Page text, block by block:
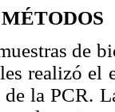
de
realizó
la PCR.